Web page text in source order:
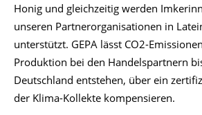
Honig und gleichzeitig werden
unseren Partnerorganisationen in
unterstützt. GEPA lässt CO2-
Produktion bei den Handelspartnern
Deutschland entstehen, über ein
der Klima-Kollekte kompensieren.